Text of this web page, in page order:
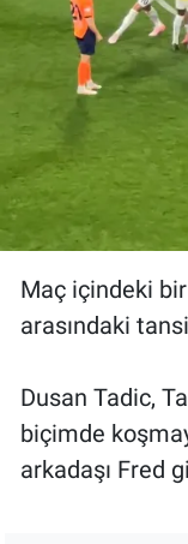
Maç içindeki
arasındaki
Dusan Tadic,
biçimde
arkadaşı Fred
Yerel
Canlı Yayın